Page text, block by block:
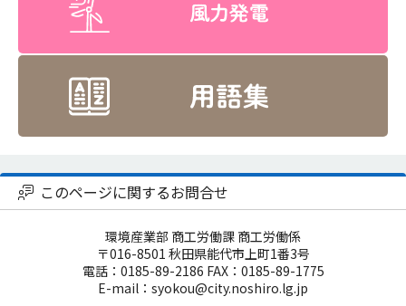
このページに関するお問合せ
環境産業部 商工労働課 商工労働係
〒016-8501 秋田県能代市上町1番3号
電話：0185-89-2186 FAX：0185-89-1775
E-mail：syokou@city.noshiro.lg.jp